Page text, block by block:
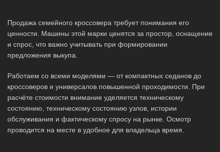
Продажа семейного кроссовера требует понимания его
ценности. Машины этой марки ценятся за простор, оснащение
и спрос, что важно учитывать при формировании
предложения выкупа.
Работаем со всеми моделями — от компактных седанов до
кроссоверов и универсалов повышенной проходимости. При
расчёте стоимости внимание уделяется техническому
состоянию, техническому состоянию узлов, истории
обслуживания и фактическому спросу на рынке. Осмотр
проводится на месте в удобное для владельца время.